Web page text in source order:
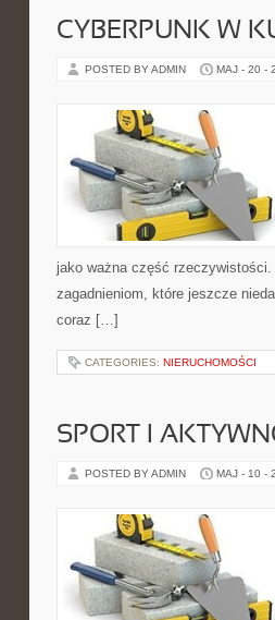
CYBERPUNK W
POSTED BY ADMIN MAJ - 20 -
jako ważna część
zagadnieniom, które jeszcze
coraz […]
CATEGORIES: NIERUCHOMOŚCI
SPORT I
POSTED BY ADMIN MAJ - 10 -